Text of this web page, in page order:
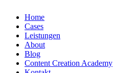
Home
Cases
Leistungen
About
Blog
Content Creation Academy